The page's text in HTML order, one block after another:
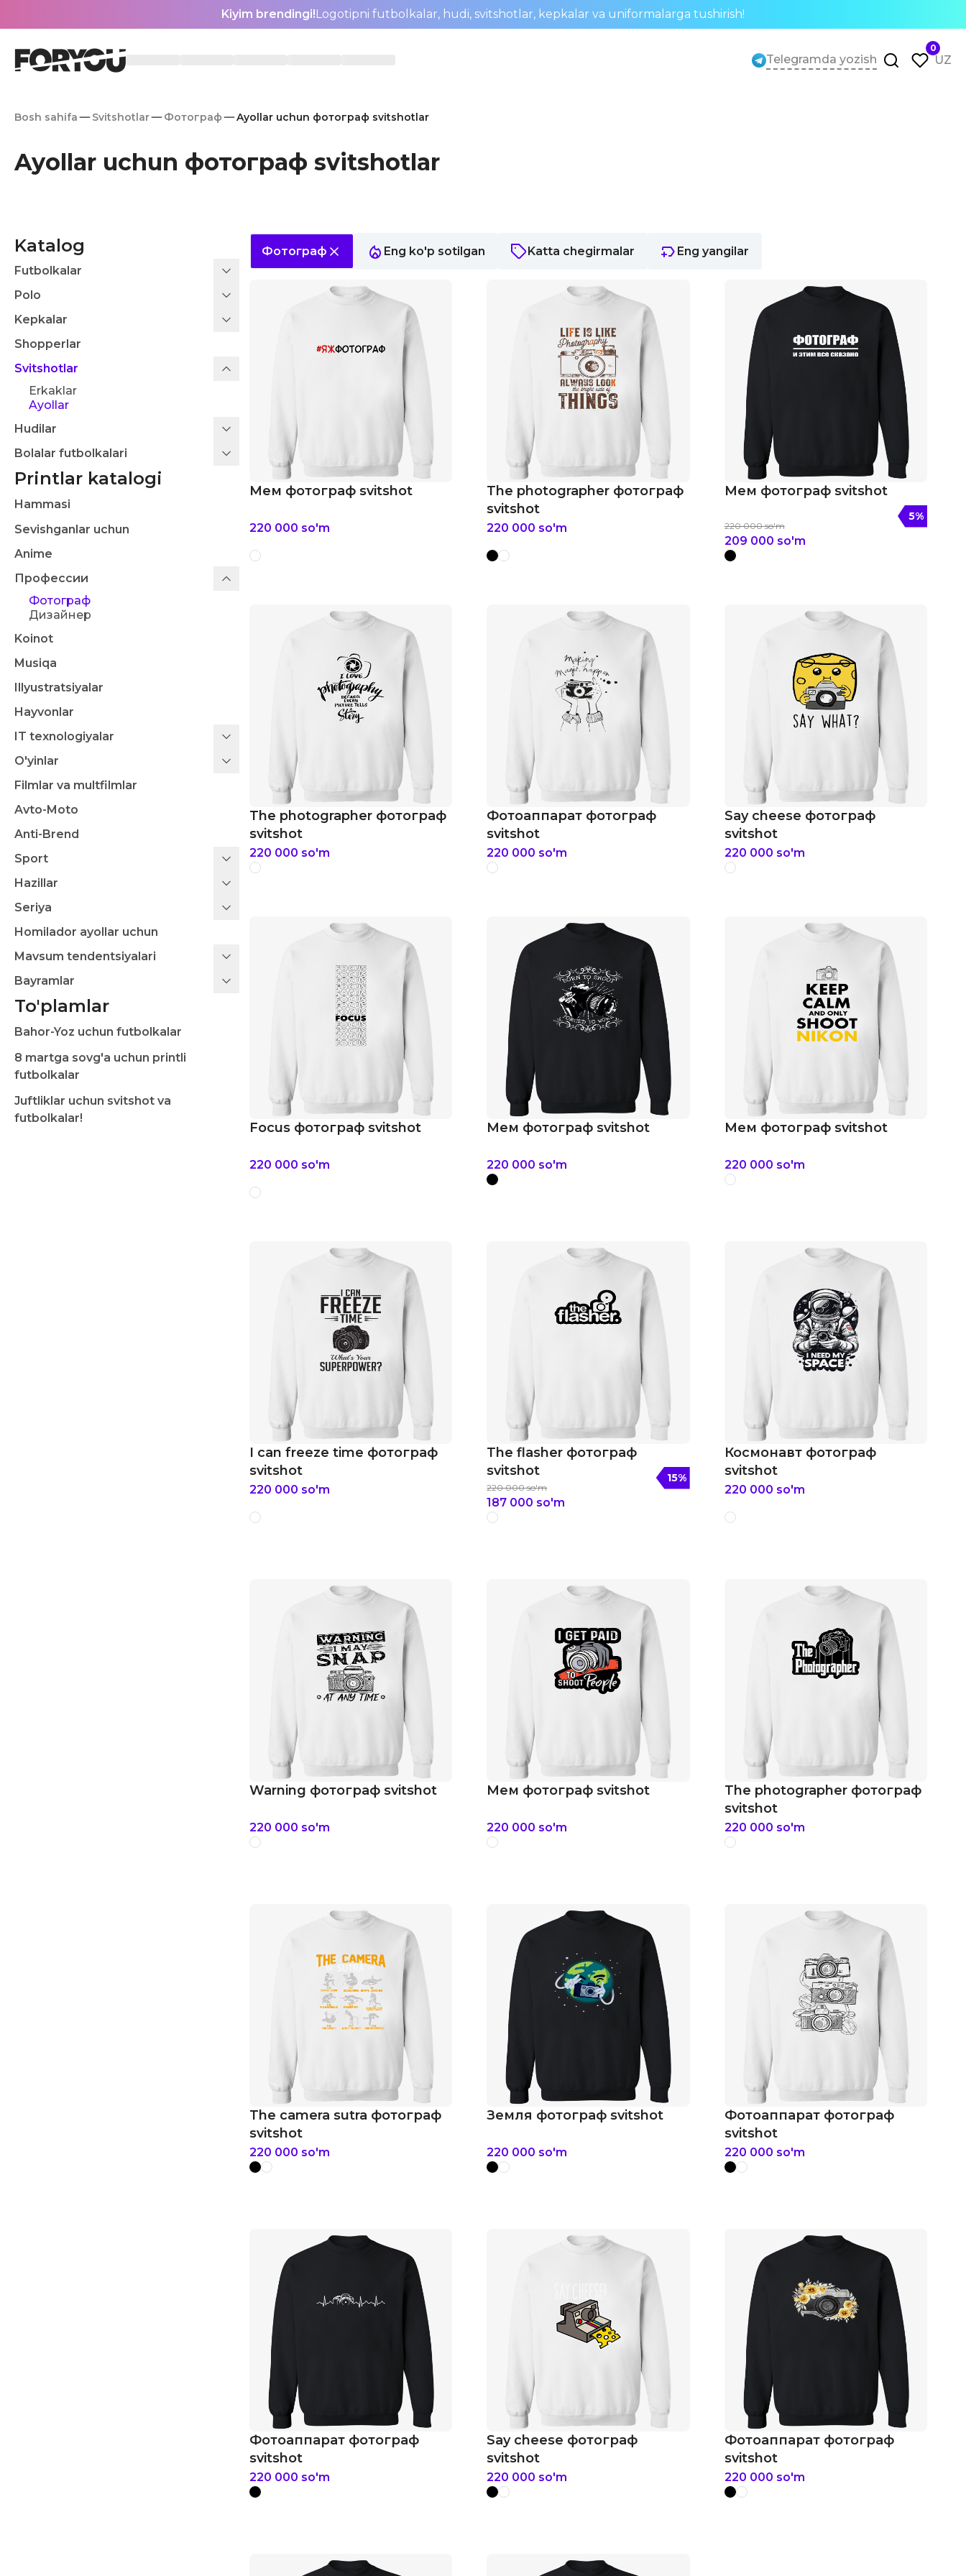
Kiyim brendingi!Logotipni futbolkalar, hudi, svitshotlar, kepkalar va uniformalarga tushirish!
Telegramda yozish
0
UZ
Bosh sahifa Svitshotlar Фотограф Ayollar uchun фотограф svitshotlar
Ayollar uchun фотограф svitshotlar
Katalog
Futbolkalar
Polo
Kepkalar
Shopperlar
Svitshotlar
Erkaklar
Ayollar
Hudilar
Bolalar futbolkalari
Printlar katalogi
Hammasi
Sevishganlar uchun
Anime
Профессии
Фотограф
Дизайнер
Koinot
Musiqa
Illyustratsiyalar
Hayvonlar
IT texnologiyalar
O'yinlar
Filmlar va multfilmlar
Avto-Moto
Anti-Brend
Sport
Hazillar
Seriya
Homilador ayollar uchun
Mavsum tendentsiyalari
Bayramlar
To'plamlar
Bahor-Yoz uchun futbolkalar
8 martga sovg'a uchun printli
futbolkalar
Juftliklar uchun svitshot va
futbolkalar!
Фотограф Eng ko'p sotilgan Katta chegirmalar Eng yangilar
Мем фотограф svitshot
220 000 so'm
The photographer фотограф
svitshot
220 000 so'm
Мем фотограф svitshot
220 000 so'm
209 000 so'm
5%
The photographer фотограф
svitshot
220 000 so'm
Фотоаппарат фотограф
svitshot
220 000 so'm
Say cheese фотограф
svitshot
220 000 so'm
Focus фотограф svitshot
220 000 so'm
Мем фотограф svitshot
220 000 so'm
Мем фотограф svitshot
220 000 so'm
I can freeze time фотограф
svitshot
220 000 so'm
The flasher фотограф
svitshot
220 000 so'm
187 000 so'm
15%
Космонавт фотограф
svitshot
220 000 so'm
Warning фотограф svitshot
220 000 so'm
Мем фотограф svitshot
220 000 so'm
The photographer фотограф
svitshot
220 000 so'm
The camera sutra фотограф
svitshot
220 000 so'm
Земля фотограф svitshot
220 000 so'm
Фотоаппарат фотограф
svitshot
220 000 so'm
Фотоаппарат фотограф
svitshot
220 000 so'm
Say cheese фотограф
svitshot
220 000 so'm
Фотоаппарат фотограф
svitshot
220 000 so'm